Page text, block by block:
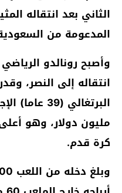
الثاني بعد انتقاله
المدعومة من
وأصبح رونالدو
انتقاله إلى النصر،
مليون دولار، وهو
كرة قدم.